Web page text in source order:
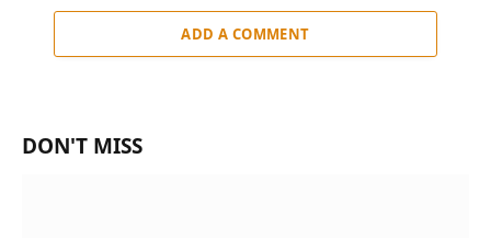
ADD A COMMENT
DON'T MISS